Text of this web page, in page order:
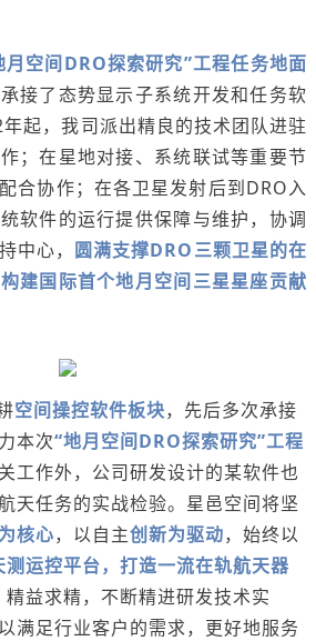
月空间DRO探索研究”工程任务地面
接了态势显示子系统开发和任务软
起，我司派出精良的技术团队进驻
；在星地对接、系统联试等重要节
合协作；在各卫星发射后到DRO入
软件的运行提供保障与维护，协调
中心， 圆满支撑DRO三颗卫星的在
建国际首个地月空间三星星座贡献
空间操控软件板块，先后多次承接
本次“地月空间DRO探索研究”工程
工作外，公司研发设计的某软件也
天任务的实战检验。星邑空间将坚
核心，以自主创新为驱动，始终以
运控平台，打造一流在轨航天器
精益求精，不断精进研发技术实
满足行业客户的需求，更好地服务